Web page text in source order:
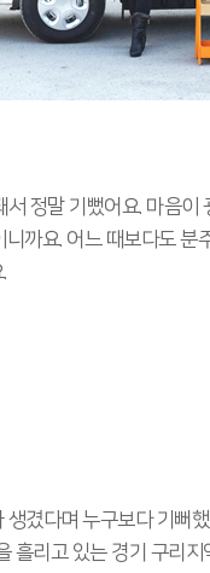
정말 기뻤어요. 마음이
까요. 어느 때보다도
겼다며 누구보다 기뻐
흘리고 있는 경기 구리